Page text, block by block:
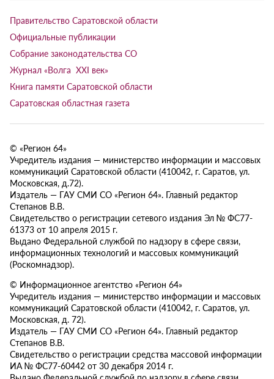
Правительство Саратовской области
Официальные публикации
Собрание законодательства СО
Журнал «Волга XXI век»
Книга памяти Саратовской области
Саратовская областная газета
© «Регион 64»
Учредитель издания — министерство информации и массовых
коммуникаций Саратовской области (410042, г. Саратов, ул.
Московская, д.72).
Издатель — ГАУ СМИ СО «Регион 64». Главный редактор
Степанов В.В.
Свидетельство о регистрации сетевого издания Эл № ФС77-
61373 от 10 апреля 2015 г.
Выдано Федеральной службой по надзору в сфере связи,
информационных технологий и массовых коммуникаций
(Роскомнадзор).
© Информационное агентство «Регион 64»
Учредитель издания — министерство информации и массовых
коммуникаций Саратовской области (410042, г. Саратов, ул.
Московская, д. 72).
Издатель — ГАУ СМИ СО «Регион 64». Главный редактор
Степанов В.В.
Свидетельство о регистрации средства массовой информации
ИА № ФС77-60442 от 30 декабря 2014 г.